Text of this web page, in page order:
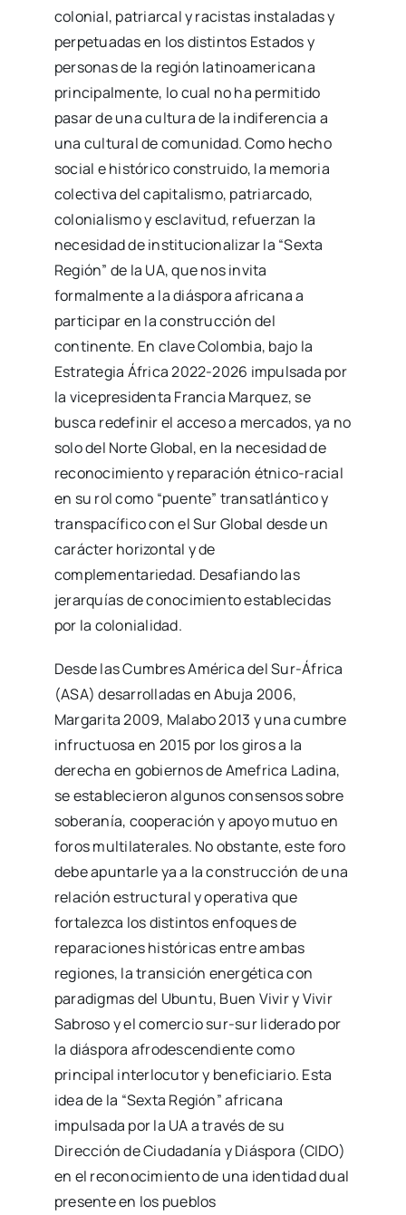
colonial, patriarcal y racistas instaladas y
perpetuadas en los distintos Estados y
personas de la región latinoamericana
principalmente, lo cual no ha permitido
pasar de una cultura de la indiferencia a
una cultural de comunidad. Como hecho
social e histórico construido, la memoria
colectiva del capitalismo, patriarcado,
colonialismo y esclavitud, refuerzan la
necesidad de institucionalizar la “Sexta
Región” de la UA, que nos invita
formalmente a la diáspora africana a
participar en la construcción del
continente. En clave Colombia, bajo la
Estrategia África 2022-2026 impulsada por
la vicepresidenta Francia Marquez, se
busca redefinir el acceso a mercados, ya no
solo del Norte Global, en la necesidad de
reconocimiento y reparación étnico-racial
en su rol como “puente” transatlántico y
transpacífico con el Sur Global desde un
carácter horizontal y de
complementariedad. Desafiando las
jerarquías de conocimiento establecidas
por la colonialidad.
Desde las Cumbres América del Sur-África
(ASA) desarrolladas en Abuja 2006,
Margarita 2009, Malabo 2013 y una cumbre
infructuosa en 2015 por los giros a la
derecha en gobiernos de Amefrica Ladina,
se establecieron algunos consensos sobre
soberanía, cooperación y apoyo mutuo en
foros multilaterales. No obstante, este foro
debe apuntarle ya a la construcción de una
relación estructural y operativa que
fortalezca los distintos enfoques de
reparaciones históricas entre ambas
regiones, la transición energética con
paradigmas del Ubuntu, Buen Vivir y Vivir
Sabroso y el comercio sur-sur liderado por
la diáspora afrodescendiente como
principal interlocutor y beneficiario. Esta
idea de la “Sexta Región” africana
impulsada por la UA a través de su
Dirección de Ciudadanía y Diáspora (CIDO)
en el reconocimiento de una identidad dual
presente en los pueblos